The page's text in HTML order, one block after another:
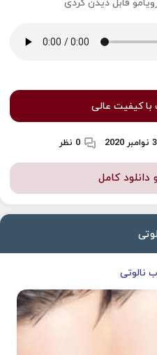
قابل دیدن کردی
با کیفیت عالی
0 نظر
کامل
نالوتى